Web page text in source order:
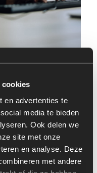
cookies
en advertenties te
media te bieden
Ook delen we
site met onze
en analyse. Deze
met andere
Architects zijn niet
We matchen